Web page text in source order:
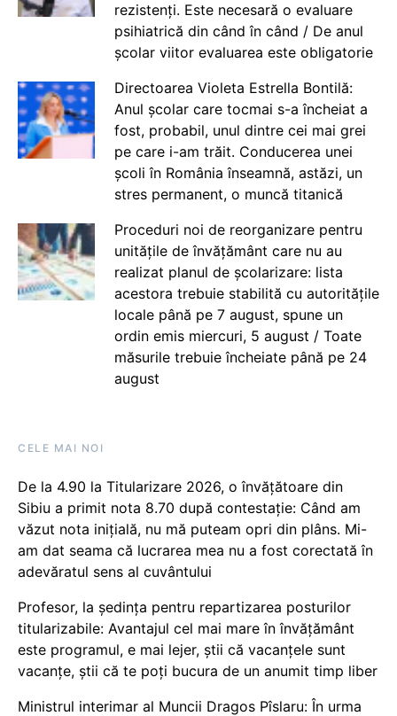
rezistenți. Este necesară o evaluare
psihiatrică din când în când / De anul
școlar viitor evaluarea este obligatorie
Directoarea Violeta Estrella Bontilă:
Anul școlar care tocmai s-a încheiat a
fost, probabil, unul dintre cei mai grei
pe care i-am trăit. Conducerea unei
școli în România înseamnă, astăzi, un
stres permanent, o muncă titanică
Proceduri noi de reorganizare pentru
unitățile de învățământ care nu au
realizat planul de școlarizare: lista
acestora trebuie stabilită cu autoritățile
locale până pe 7 august, spune un
ordin emis miercuri, 5 august / Toate
măsurile trebuie încheiate până pe 24
august
CELE MAI NOI
De la 4.90 la Titularizare 2026, o învățătoare din
Sibiu a primit nota 8.70 după contestație: Când am
văzut nota inițială, nu mă puteam opri din plâns. Mi-
am dat seama că lucrarea mea nu a fost corectată în
adevăratul sens al cuvântului
Profesor, la ședința pentru repartizarea posturilor
titularizabile: Avantajul cel mai mare în învățământ
este programul, e mai lejer, știi că vacanțele sunt
vacanţe, știi că te poți bucura de un anumit timp liber
Ministrul interimar al Muncii Dragos Pîslaru: În urma